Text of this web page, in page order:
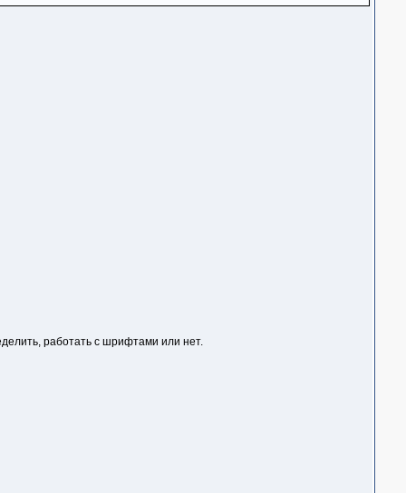
работать с шрифтами или нет.